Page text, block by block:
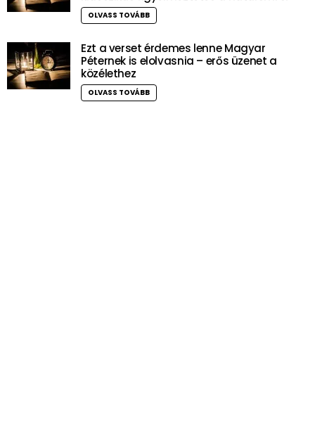
OLVASS TOVÁBB
Ezt a verset érdemes lenne Magyar
Péternek is elolvasnia – erős üzenet a
közélethez
OLVASS TOVÁBB